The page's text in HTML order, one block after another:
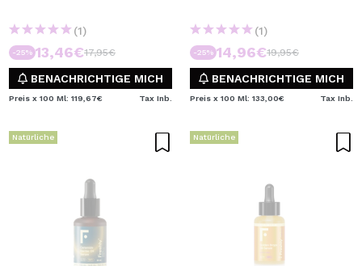
(1)
-25% 13,46€17,95€
BENACHRICHTIGE MICH
Preis x 100 Ml: 119,67€ Tax Inb.
(1)
-25% 14,96€19,95€
BENACHRICHTIGE MICH
Preis x 100 Ml: 133,00€ Tax Inb.
Natürliche Natürliche